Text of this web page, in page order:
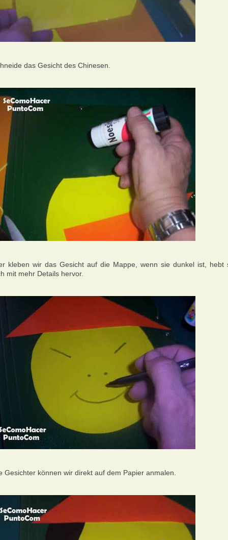
das Gesicht des Chinesen.
kleben wir das Gesicht auf die Mappe, wenn sie dunkel ist, hebt
mit mehr Details hervor.
Gesichter können wir direkt auf dem Papier anmalen.